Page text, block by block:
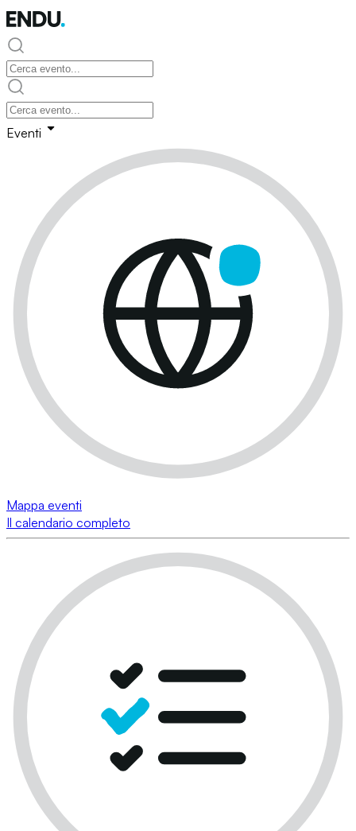
Eventi
Mappa eventi
Il calendario completo